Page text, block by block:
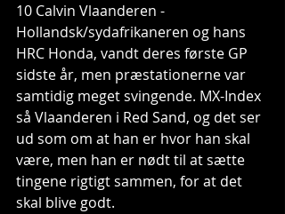
10 Calvin Vlaanderen -
Hollandsk/sydafrikaneren og hans
HRC Honda, vandt deres første GP
sidste år, men præstationerne var
samtidig meget svingende. MX-Index
så Vlaanderen i Red Sand, og det ser
ud som om at han er hvor han skal
være, men han er nødt til at sætte
tingene rigtigt sammen, for at det
skal blive godt.